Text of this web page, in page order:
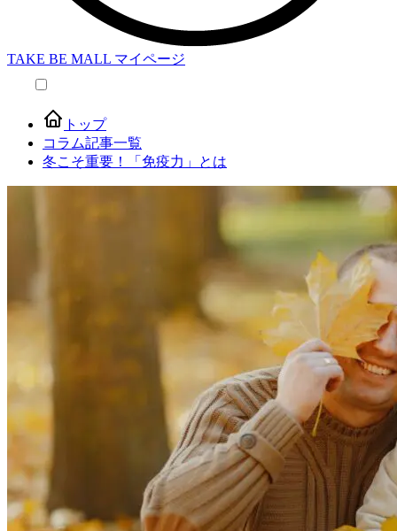
TAKE BE MALL マイページ
トップ
コラム記事一覧
冬こそ重要！「免疫力」とは